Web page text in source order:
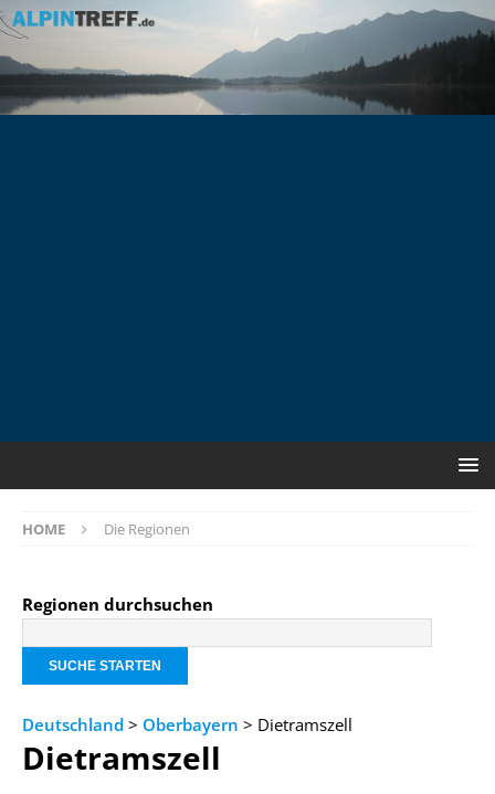
HOME Die Regionen
Regionen durchsuchen
Deutschland > Oberbayern > Dietramszell
Dietramszell